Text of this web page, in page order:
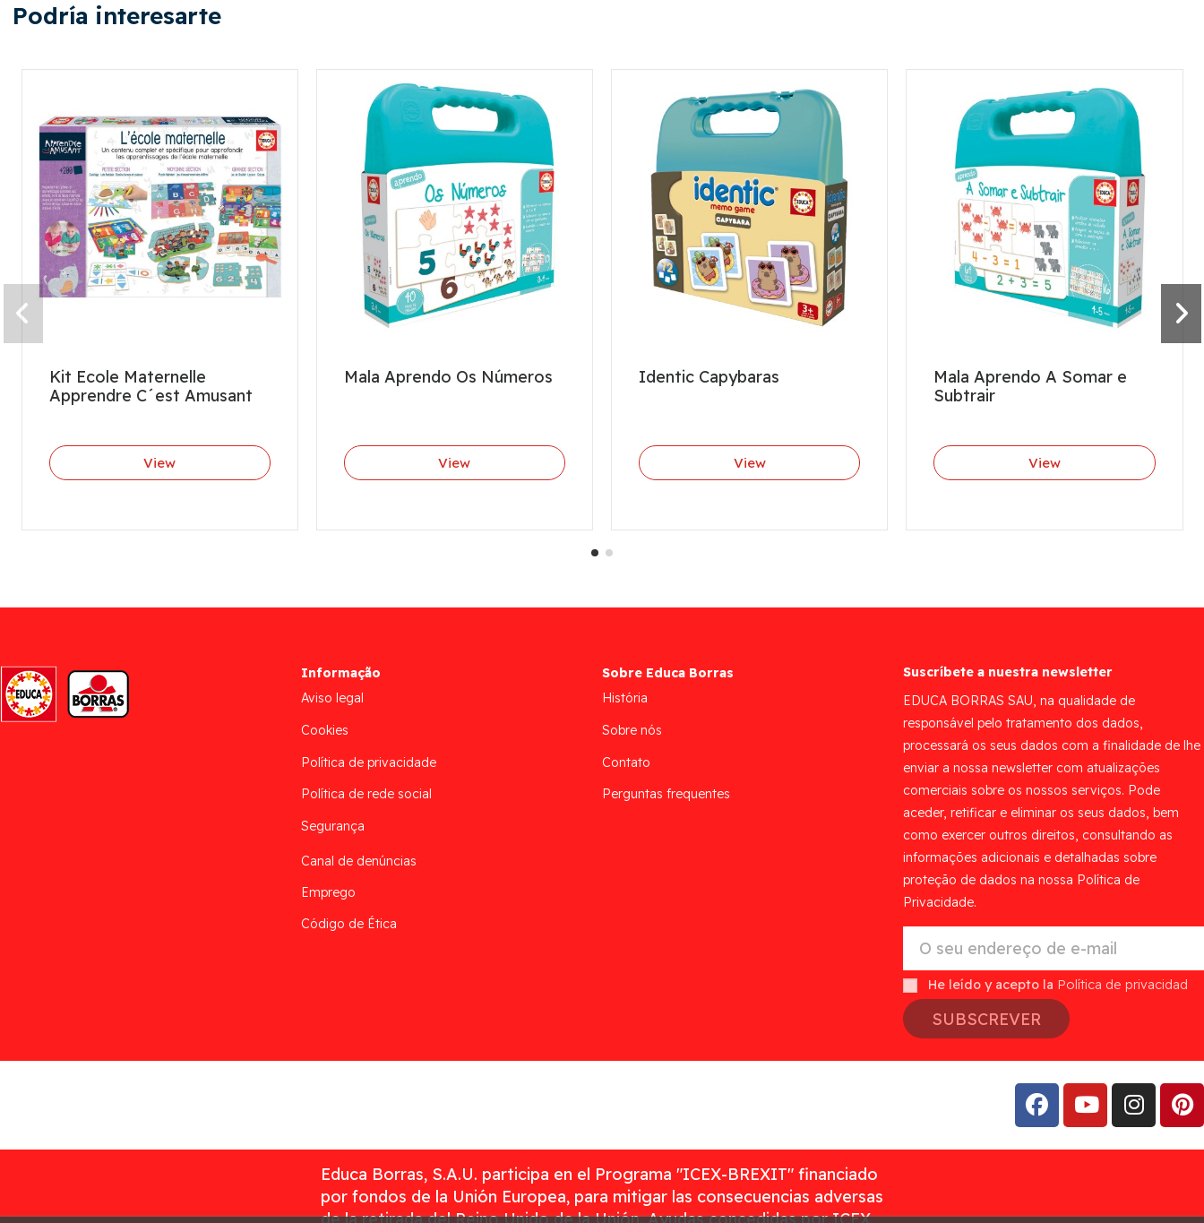
Podría interesarte
Kit Ecole Maternelle
Apprendre C´est Amusant
View
Mala Aprendo Os Números
View
Identic Capybaras
View
Mala Aprendo A Somar e
Subtrair
View
Informação
Aviso legal
Cookies
Política de privacidade
Política de rede social
Segurança
Canal de denúncias
Emprego
Código de Ética
Sobre Educa Borras
História
Sobre nós
Contato
Perguntas frequentes
Suscríbete a nuestra newsletter
EDUCA BORRAS SAU, na qualidade de
responsável pelo tratamento dos dados,
processará os seus dados com a finalidade de lhe
enviar a nossa newsletter com atualizações
comerciais sobre os nossos serviços. Pode
aceder, retificar e eliminar os seus dados, bem
como exercer outros direitos, consultando as
informações adicionais e detalhadas sobre
proteção de dados na nossa Política de
Privacidade.
He leído y acepto la Política de privacidad
SUBSCREVER
Educa Borras, S.A.U. participa en el Programa "ICEX-BREXIT" financiado
por fondos de la Unión Europea, para mitigar las consecuencias adversas